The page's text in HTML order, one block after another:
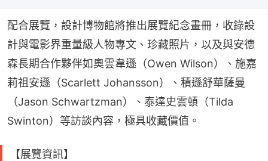
配合展覽，設計博物館將推出展覽紀念畫冊，收錄設
計與電影界重量級人物專文、珍藏照片，以及與安德
森長期合作夥伴如奧雲韋遜（Owen Wilson）、施嘉
莉祖安遜（Scarlett Johansson）、積遜舒華薩曼
（Jason Schwartzman）、泰達史雲頓（Tilda
Swinton）等訪談內容，極具收藏價值。
【展覽資訊】